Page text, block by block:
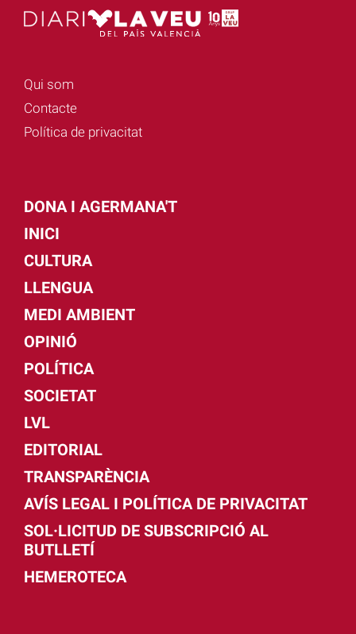
Qui som
Contacte
Política de privacitat
DONA I AGERMANA'T
INICI
CULTURA
LLENGUA
MEDI AMBIENT
OPINIÓ
POLÍTICA
SOCIETAT
LVL
EDITORIAL
TRANSPARÈNCIA
AVÍS LEGAL I POLÍTICA DE PRIVACITAT
SOL·LICITUD DE SUBSCRIPCIÓ AL
BUTLLETÍ
HEMEROTECA